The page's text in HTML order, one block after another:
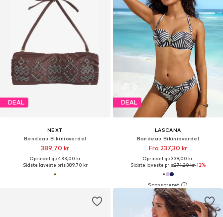
DEAL
NEXT
Bandeau Bikinioverdel
389,70 kr
Oprindeligt: 433,00 kr
Sidste laveste pris:389,70 kr
DEAL
LASCANA
Bandeau Bikinioverdel
Fra 237,30 kr
Oprindeligt: 339,00 kr
Sidste laveste pris:271,20 kr-12%